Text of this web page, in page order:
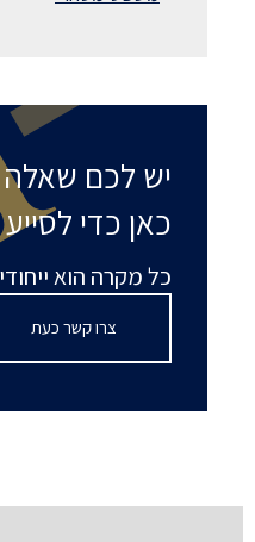
יש לכם שאלה
כאן כדי לסייע
כל מקרה הוא
צרו קשר כעת